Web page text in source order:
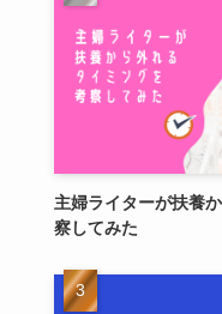
主婦ライターが扶養
察してみた